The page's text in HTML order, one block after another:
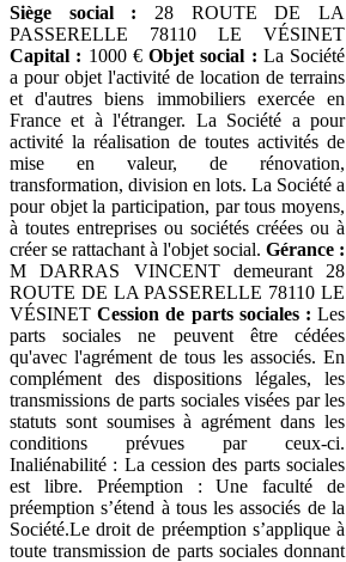
Siège social : 28 ROUTE DE LA
PASSERELLE 78110 LE VÉSINET
Capital : 1000 € Objet social : La Société
a pour objet l'activité de location de terrains
et d'autres biens immobiliers exercée en
France et à l'étranger. La Société a pour
activité la réalisation de toutes activités de
mise en valeur, de rénovation,
transformation, division en lots. La Société a
pour objet la participation, par tous moyens,
à toutes entreprises ou sociétés créées ou à
créer se rattachant à l'objet social. Gérance :
M DARRAS VINCENT demeurant 28
ROUTE DE LA PASSERELLE 78110 LE
VÉSINETCession de parts sociales : Les
parts sociales ne peuvent être cédées
qu'avec l'agrément de tous les associés. En
complément des dispositions légales, les
transmissions de parts sociales visées par les
statuts sont soumises à agrément dans les
conditions prévues par ceux-ci.
Inaliénabilité : La cession des parts sociales
est libre. Préemption : Une faculté de
préemption s’étend à tous les associés de la
Société.Le droit de préemption s’applique à
toute transmission de parts sociales donnant